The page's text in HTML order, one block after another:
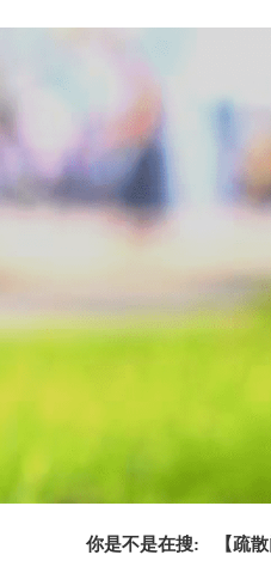
你是不是在搜: 【疏